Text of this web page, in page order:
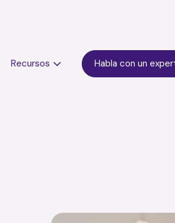
Recursos Habla con un